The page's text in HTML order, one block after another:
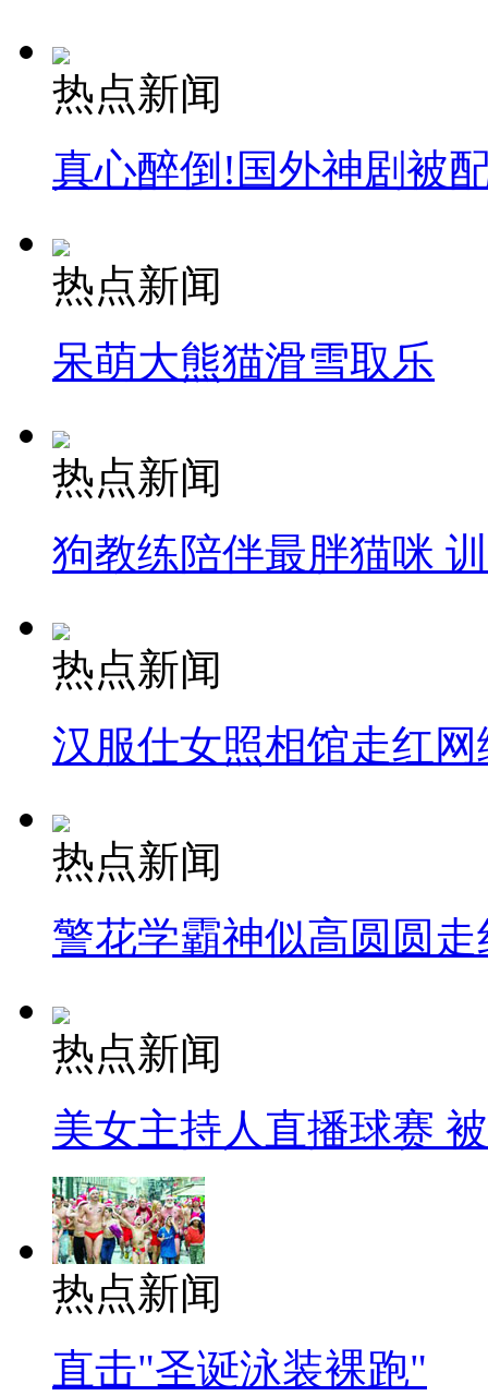
走！跟着总书记去植树
消防员救轻生者 花炮节热闹非凡 减压"枕头大战"
纽约上演“枕头大战”
司机酒驾遇交警 急速倒车逃窜
热点新闻
真心醉倒!国外神剧被
热点新闻
呆萌大熊猫滑雪取乐
热点新闻
狗教练陪伴最胖猫咪
热点新闻
汉服仕女照相馆走红网
热点新闻
警花学霸神似高圆圆走
热点新闻
美女主持人直播球赛
热点新闻
直击"圣诞泳装裸跑"